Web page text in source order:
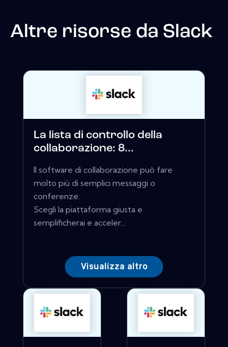
Altre risorse da Slack
La lista di controllo della
collaborazione: 8...
Il software di collaborazione può fare
molto più di semplici messaggi o
conferenze.
Scegli la piattaforma giusta e
semplificherai e acceler...
Visualizza altro